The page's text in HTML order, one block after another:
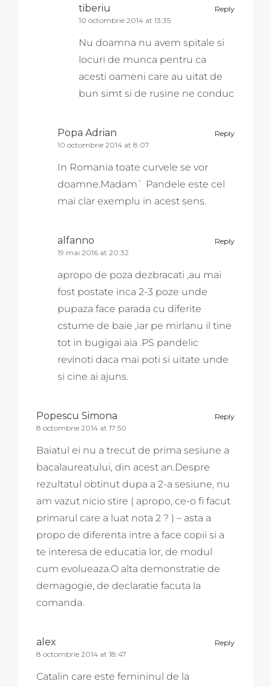
Reply
tiberiu
10 octombrie 2014 at 13:35
Nu doamna nu avem spitale si
locuri de munca pentru ca
acesti oameni care au uitat de
bun simt si de rusine ne conduc
Reply
Popa Adrian
10 octombrie 2014 at 8:07
In Romania toate curvele se vor
doamne.Madam` Pandele este cel
mai clar exemplu in acest sens.
Reply
alfanno
19 mai 2016 at 20:32
apropo de poza dezbracati ,au mai
fost postate inca 2-3 poze unde
pupaza face parada cu diferite
cstume de baie ,iar pe mirlanu il tine
tot in bugigai aia .PS pandelic
revinoti daca mai poti si uitate unde
si cine ai ajuns.
Reply
Popescu Simona
8 octombrie 2014 at 17:50
Baiatul ei nu a trecut de prima sesiune a
bacalaureatului, din acest an.Despre
rezultatul obtinut dupa a 2-a sesiune, nu
am vazut nicio stire ( apropo, ce-o fi facut
primarul care a luat nota 2 ? ) – asta a
propo de diferenta intre a face copii si a
te interesa de educatia lor, de modul
cum evolueaza.O alta demonstratie de
demagogie, de declaratie facuta la
comanda.
Reply
alex
8 octombrie 2014 at 18:47
Catalin care este femininul de la